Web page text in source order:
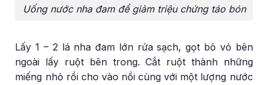
Uống nước nha đam để giảm triệu chứng táo bón
Lấy 1 – 2 lá nha đam lớn rửa sạch, gọt bỏ vỏ bên
ngoài lấy ruột bên trong. Cắt ruột thành những
miếng nhỏ rồi cho vào nồi cùng với một lượng nước